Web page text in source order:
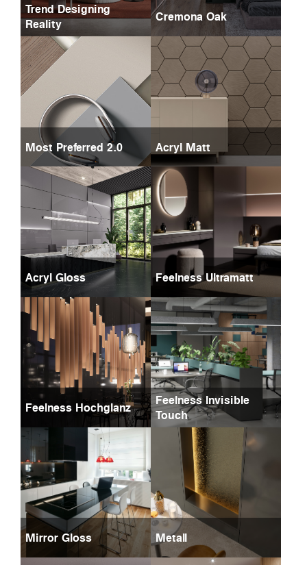
Trend Designing
Reality
Cremona Oak
Most Preferred 2.0 Acryl Matt
Acryl Gloss Feelness Ultramatt
Feelness Hochglanz
Feelness Invisible
Touch
Mirror Gloss Metall